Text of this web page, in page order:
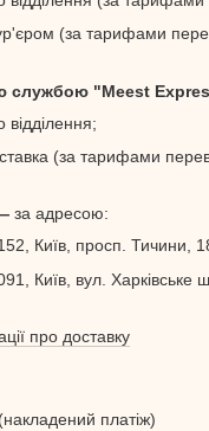
(за тарифами
службою "Meest
(за тарифами
за адресою:
Київ, просп. Тичини,
Київ, вул. Харківське
про доставку
(накладений платіж)